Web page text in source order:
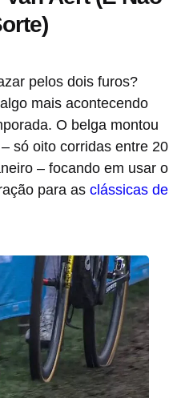
pelos dois furos?
mais acontecendo
O belga montou
– só oito corridas entre 20
– focando em usar o
para as clássicas de